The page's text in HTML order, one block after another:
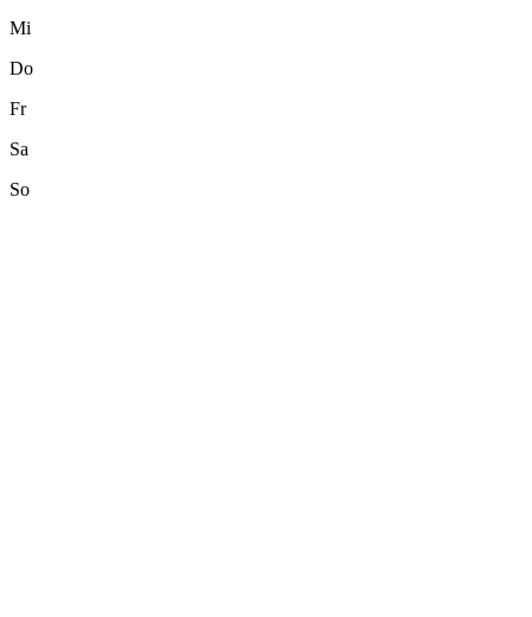
Mi
Do
Fr
Sa
So